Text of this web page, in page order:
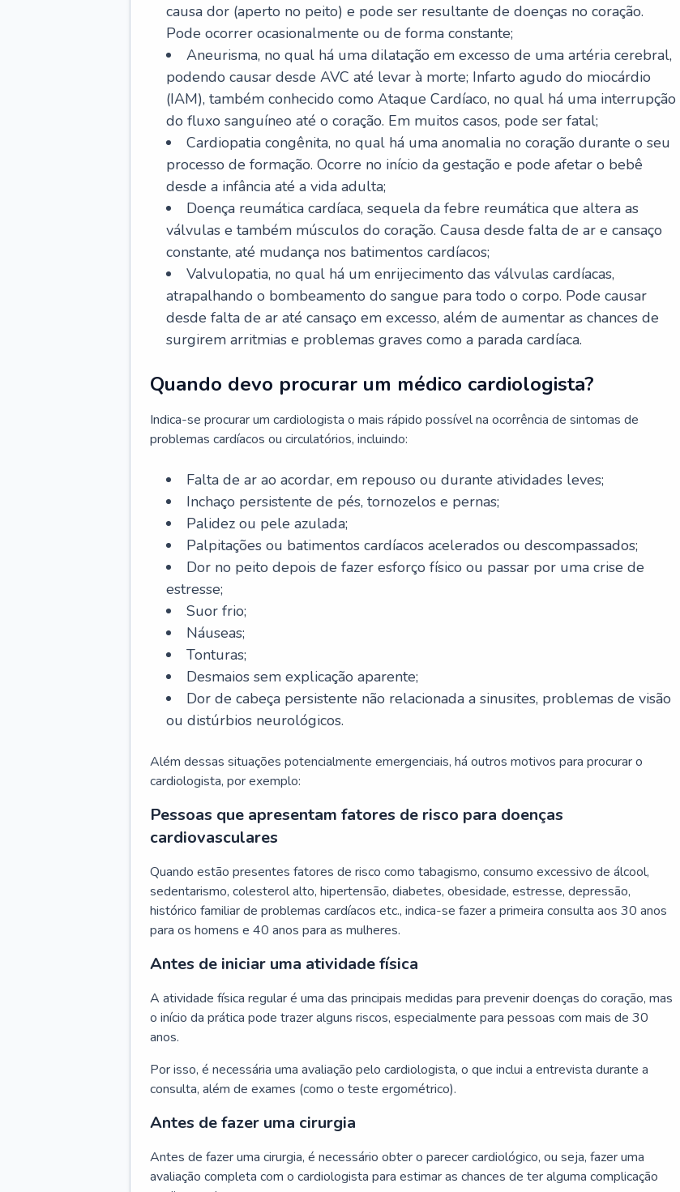
causa dor (aperto no peito) e pode ser resultante de doenças no coração.
Pode ocorrer ocasionalmente ou de forma constante;
Aneurisma, no qual há uma dilatação em excesso de uma artéria cerebral,
podendo causar desde AVC até levar à morte; Infarto agudo do miocárdio
(IAM), também conhecido como Ataque Cardíaco, no qual há uma interrupção
do fluxo sanguíneo até o coração. Em muitos casos, pode ser fatal;
Cardiopatia congênita, no qual há uma anomalia no coração durante o seu
processo de formação. Ocorre no início da gestação e pode afetar o bebê
desde a infância até a vida adulta;
Doença reumática cardíaca, sequela da febre reumática que altera as
válvulas e também músculos do coração. Causa desde falta de ar e cansaço
constante, até mudança nos batimentos cardíacos;
Valvulopatia, no qual há um enrijecimento das válvulas cardíacas,
atrapalhando o bombeamento do sangue para todo o corpo. Pode causar
desde falta de ar até cansaço em excesso, além de aumentar as chances de
surgirem arritmias e problemas graves como a parada cardíaca.
Quando devo procurar um médico cardiologista?
Indica-se procurar um cardiologista o mais rápido possível na ocorrência de sintomas de
problemas cardíacos ou circulatórios, incluindo:
Falta de ar ao acordar, em repouso ou durante atividades leves;
Inchaço persistente de pés, tornozelos e pernas;
Palidez ou pele azulada;
Palpitações ou batimentos cardíacos acelerados ou descompassados;
Dor no peito depois de fazer esforço físico ou passar por uma crise de
estresse;
Suor frio;
Náuseas;
Tonturas;
Desmaios sem explicação aparente;
Dor de cabeça persistente não relacionada a sinusites, problemas de visão
ou distúrbios neurológicos.
Além dessas situações potencialmente emergenciais, há outros motivos para procurar o
cardiologista, por exemplo:
Pessoas que apresentam fatores de risco para doenças
cardiovasculares
Quando estão presentes fatores de risco como tabagismo, consumo excessivo de álcool,
sedentarismo, colesterol alto, hipertensão, diabetes, obesidade, estresse, depressão,
histórico familiar de problemas cardíacos etc., indica-se fazer a primeira consulta aos 30 anos
para os homens e 40 anos para as mulheres.
Antes de iniciar uma atividade física
A atividade física regular é uma das principais medidas para prevenir doenças do coração, mas
o início da prática pode trazer alguns riscos, especialmente para pessoas com mais de 30
anos.
Por isso, é necessária uma avaliação pelo cardiologista, o que inclui a entrevista durante a
consulta, além de exames (como o teste ergométrico).
Antes de fazer uma cirurgia
Antes de fazer uma cirurgia, é necessário obter o parecer cardiológico, ou seja, fazer uma
avaliação completa com o cardiologista para estimar as chances de ter alguma complicação